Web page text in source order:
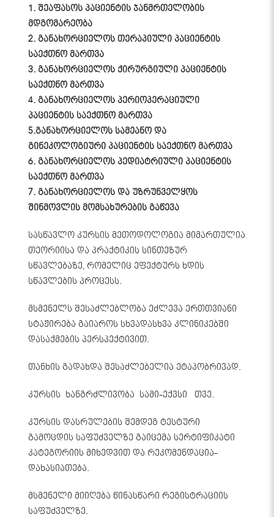
1. შეაფასოს პაციენტის ჯანმრთელობის
მდგომარეობა
2. განახორციელოს თერაპიული პაციენტის
საექთნო მართვა
3. განახორციელოს ქირურგიული პაციენტის
საექთნო მართვა
4. განახორციელოს პერიოპერაციული
პაციენტის საექთნო მართვა
5.განახორციელოს სამეანო და
გინეკოლოგიური პაციენტის საექთნო მართვა
6. განახორციელოს პედიატრიული პაციენტის
საექთნო მართვა
7. განახორციელოს და უზრუნველყოს
შინმოვლის მომსახურების გაწევა
სასწავლო კურსის მეთოდოლოგია მიმართულია
თეორიისა და პრაქტიკის სინთეზურ
სწავლებაზე, რომელიც ეფექტურს ხდის
სწავლების პროცესს.
მსმენელს შესაძლებლობა ეძლევა ერთთვიანი
სტაჟირება გაიაროს სხვადასხვა კლინიკებში
დასაქმების პერსპექტივით.
თანხის გადახდა შესაძლებელია ეტაპობრივად.
კურსის ხანგრძლივობა სამი-ექვსი თვე.
კურსის დასრულების შემდეგ ტესტური
გამოცდის საფუძველზე გაიცემა სერტიფიკატი
კატეგორიის მიხედვით და რეკომენდაცია-
დახასიათება.
მსმენელი მიიღება წინასწარი რეგისტრაციის
საფუძველზე.